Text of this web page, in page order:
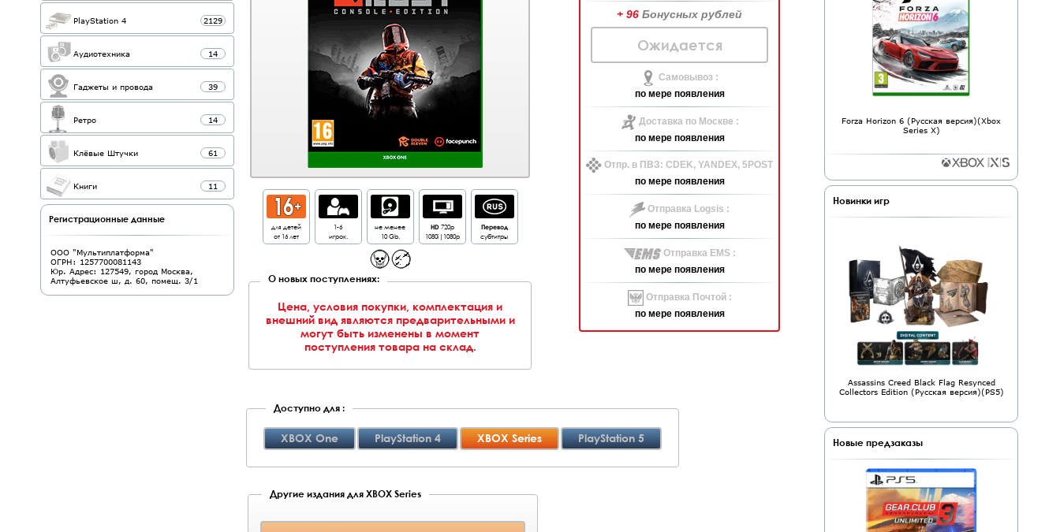
PlayStation 4 2129
Аудиотехника 14
Гаджеты и провода 39
Ретро 14
Клёвые Штучки 61
Книги 11
Регистрационные данные
ООО "Мультиплатформа"
ОГРН: 1257700081143
Юр. Адрес: 127549, город Москва,
Алтуфьевское ш, д. 60, помещ. 3/1
для детей
от 16 лет
1-6
игрок.
не менее
10 Gb.
HD720p
1080i|1080p
Перевод
субтитры
О новых поступлениях:
Цена, условия покупки, комплектация и
внешний вид являются предварительными и
могут быть изменены в момент
поступления товара на склад.
+ 96 Бонусных рублей
Ожидается
Самовывоз :
по мере появления
Доставка по Москве :
по мере появления
Отпр. в ПВЗ: CDEK, YANDEX, 5POST
по мере появления
Отправка Logsis :
по мере появления
Отправка EMS :
по мере появления
Отправка Почтой :
по мере появления
Доступно для :
XBOX One PlayStation 4 XBOX Series PlayStation 5
Другие издания для XBOX Series
Forza Horizon 6 (Русская версия)(Xbox
Series X)
Новинки игр
Assassins Creed Black Flag Resynced
Collectors Edition (Русская версия)(PS5)
Новые предзаказы